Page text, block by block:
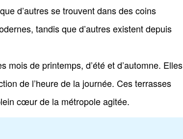
d’autres se trouvent dans des coins
tandis que d’autres existent depuis
de printemps, d’été et d’automne. Elles
de l’heure de la journée. Ces terrasses
cœur de la métropole agitée.